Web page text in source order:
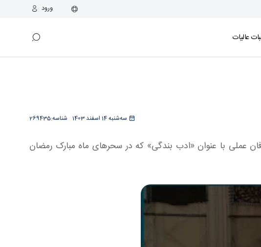
ورود
عالیات
سه‌شنبه 14 اسفند 1403 269435شناسه:
عملی با عنوان «ادب بندگی» که در سحرهای ماه مبارک رمضان